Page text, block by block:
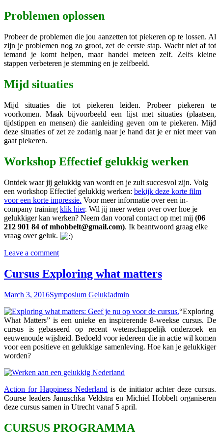
Problemen oplossen
Probeer de problemen die jou aanzetten tot piekeren op te lossen. Al
zijn je problemen nog zo groot, zet de eerste stap. Wacht niet af tot
iemand je komt helpen, maar handel meteen zelf. Zelfs kleine
stappen verbeteren je stemming en je zelfbeeld.
Mijd situaties
Mijd situaties die tot piekeren leiden. Probeer piekeren te
voorkomen. Maak bijvoorbeeld een lijst met situaties (plaatsen,
tijdstippen en mensen) die aanleiding geven om te piekeren. Mijd
deze situaties of zet ze zodanig naar je hand dat je er niet meer van
gaat piekeren.
Workshop Effectief gelukkig werken
Ontdek waar jij gelukkig van wordt en je zult succesvol zijn. Volg
een workshop Effectief gelukkig werken: bekijk deze korte film
voor een korte impressie. Voor meer informatie over een in-
company training klik hier. Wil jij meer weten over over hoe je
gelukkiger kan werken? Neem dan vooral contact op met mij (06
212 901 84 of mhobbelt@gmail.com). Ik beantwoord graag elke
vraag over geluk.
Leave a comment
Cursus Exploring what matters
March 3, 2016Symposium Geluk!admin
“Exploring
What Matters” is een unieke en inspirerende 8-weekse cursus. De
cursus is gebaseerd op recent wetenschappelijk onderzoek en
eeuwenoude wijsheid. Bedoeld voor iedereen die in actie wil komen
voor een positieve en gelukkige samenleving. Hoe kan je gelukkiger
worden?
Action for Happiness Nederland is de initiator achter deze cursus.
Course leaders Januschka Veldstra en Michiel Hobbelt organiseren
deze cursus samen in Utrecht vanaf 5 april.
CURSUS PROGRAMMA